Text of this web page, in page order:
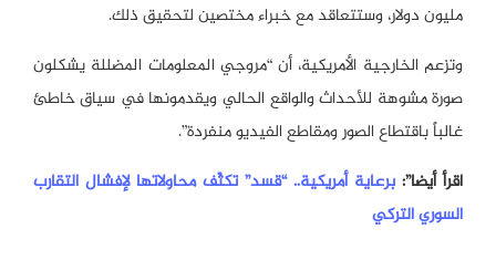
مليون دولار، وستتعاقد مع خبراء مختصين لتحقيق ذلك.
وتزعم الخارجية الأمريكية، أن “مروجي المعلومات المضللة يشكلون
صورة مشوهة للأحداث والواقع الحالي ويقدمونها في سياق خاطئ
غالباً باقتطاع الصور ومقاطع الفيديو منفردة”.
اقرأ أيضا”: برعاية أمريكية.. “قسد” تكثّف محاولاتها لإفشال التقارب
السوري التركي